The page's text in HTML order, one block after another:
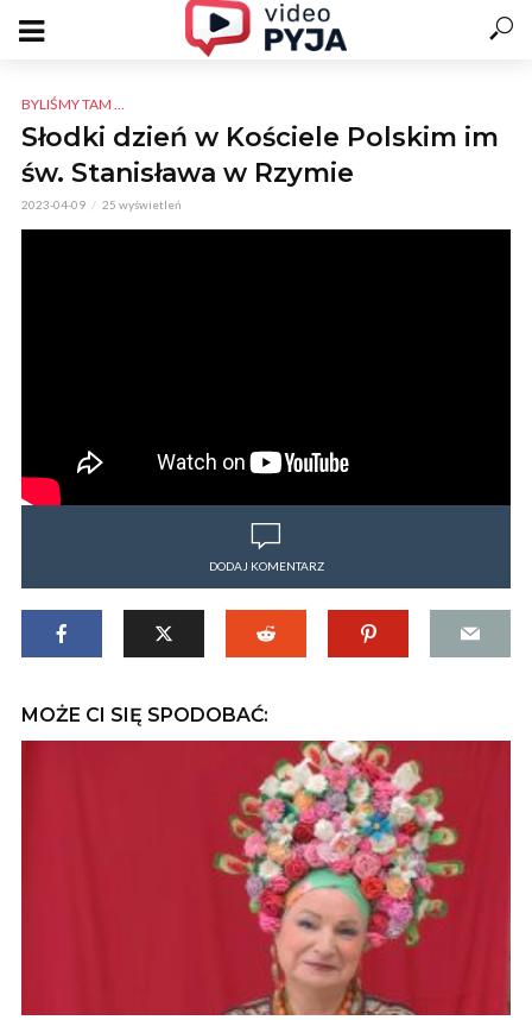
BYLIŚMY TAM ...
Słodki dzień w Kościele Polskim im
św. Stanisława w Rzymie
2023-04-09 25 wyświetleń
DODAJ KOMENTARZ
MOŻE CI SIĘ SPODOBAĆ: